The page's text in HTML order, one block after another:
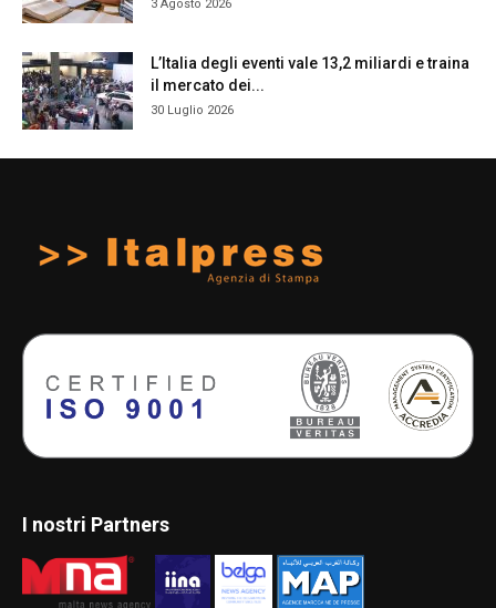
3 Agosto 2026
L’Italia degli eventi vale 13,2 miliardi e traina
il mercato dei...
30 Luglio 2026
I nostri Partners